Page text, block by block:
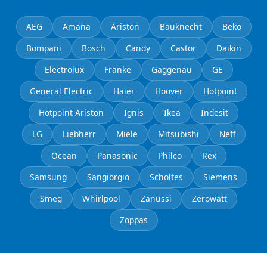
AEG Amana Ariston Bauknecht
Beko
Bompani
Bosch Candy Castor
Daikin
Electrolux
Franke Gaggenau
GE
General Electric
Haier Hoover
Hotpoint
Hotpoint Ariston
Ignis Ikea
Indesit
LG
Liebherr Miele Mitsubishi
Neff
Ocean
Panasonic Philco
Rex
Samsung
Sangiorgio Scholtes
Siemens
Smeg
Whirlpool Zanussi
Zerowatt
Zoppas